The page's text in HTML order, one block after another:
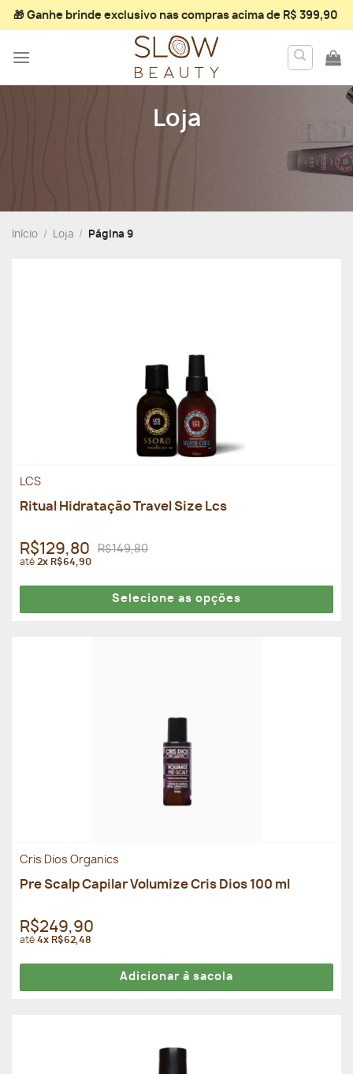
Skip
to
🎁 Ganhe brinde exclusivonas compras acima de R$ 399,90
Loja
Início / Loja / Página 9
LCS
Ritual Hidratação Travel Size Lcs
R$129,80 R$149,80
até2x R$64,90
Selecione as opções
Cris Dios Organics
Pre Scalp Capilar Volumize Cris Dios 100 ml
R$249,90
até4x R$62,48
Adicionar à sacola